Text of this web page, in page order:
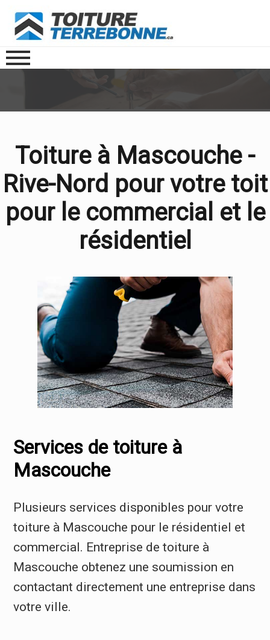
Toiture à Mascouche -
Rive-Nord pour votre toit
pour le commercial et le
résidentiel
Services de toiture à
Mascouche
Plusieurs services disponibles pour votre
toiture à Mascouche pour le résidentiel et
commercial. Entreprise de toiture à
Mascouche obtenez une soumission en
contactant directement une entreprise dans
votre ville.